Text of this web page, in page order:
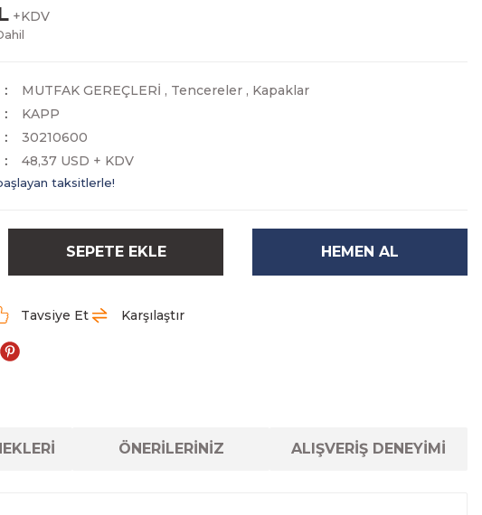
+KDV
MUTFAK GEREÇLERİ , Tencereler , Kapaklar
KAPP
30210600
48,37 USD + KDV
taksitlerle!
SEPETE EKLE HEMEN AL
Tavsiye Et Karşılaştır
ÖNERİLERİNİZ ALIŞVERİŞ DENEYİMİ